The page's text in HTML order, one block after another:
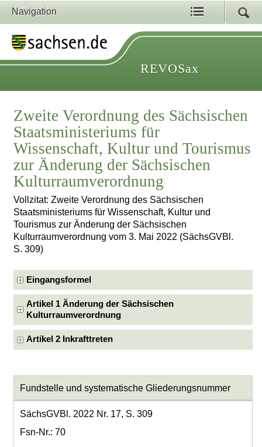
Navigation
REVOSax
Zweite Verordnung des Sächsischen
Staatsministeriums für
Wissenschaft, Kultur und Tourismus
zur Änderung der Sächsischen
Kulturraumverordnung
Vollzitat: Zweite Verordnung des Sächsischen
Staatsministeriums für Wissenschaft, Kultur und
Tourismus zur Änderung der Sächsischen
Kulturraumverordnung vom 3. Mai 2022 (SächsGVBl.
S. 309)
Eingangsformel
Artikel 1 Änderung der Sächsischen
Kulturraumverordnung
Artikel 2 Inkrafttreten
Fundstelle und systematische Gliederungsnummer
SächsGVBl. 2022 Nr. 17, S. 309
Fsn-Nr.: 70